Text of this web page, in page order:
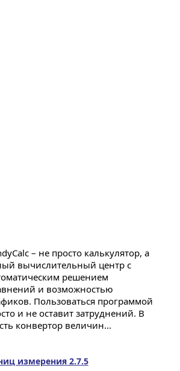
– не просто калькулятор, а
вычислительный центр с
решением
и возможностью
Пользоваться программой
и не оставит затруднений. В
конвертор величин...
измерения 2.7.5